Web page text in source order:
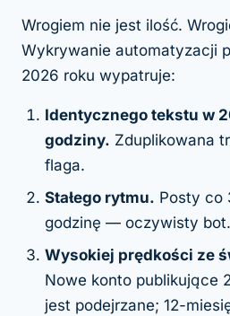
Wrogiem nie jest ilość.
Wykrywanie automatyzacji
2026 roku wypatruje:
Identycznego tekstu w
godziny. Zduplikowana
flaga.
Stałego rytmu. Posty co
godzinę — oczywisty bot.
Wysokiej prędkości ze
Nowe konto publikujące
jest podejrzane; 12-